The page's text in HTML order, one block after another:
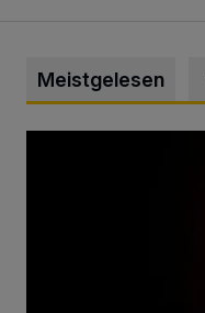
Meistgelesen